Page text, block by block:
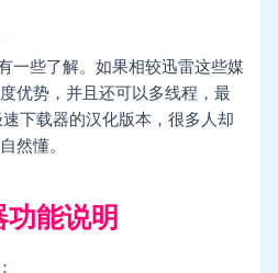
一些了解。如果相较迅雷这些媒
优势，并且还可以多线程，最
下载器的汉化版本，很多人却
然懂。
能说明